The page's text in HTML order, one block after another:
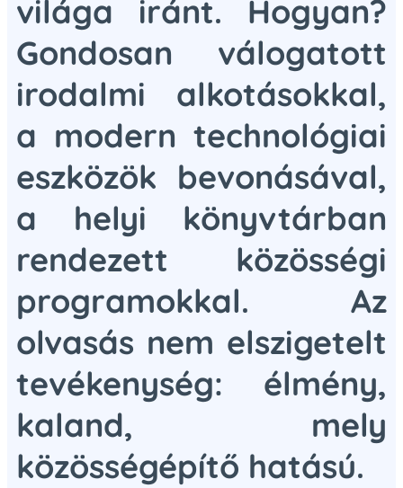
világa iránt. Hogyan?
Gondosan válogatott
irodalmi alkotásokkal,
a modern technológiai
eszközök bevonásával,
a helyi könyvtárban
rendezett közösségi
programokkal. Az
olvasás nem elszigetelt
tevékenység: élmény,
kaland, mely
közösségépítő hatású.